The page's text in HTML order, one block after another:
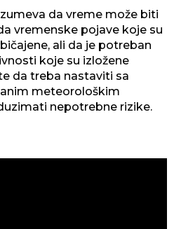
da vreme može biti
vremenske pojave koje su
ali da je potreban
koje su izložene
da treba nastaviti sa
meteorološkim
nepotrebne rizike.